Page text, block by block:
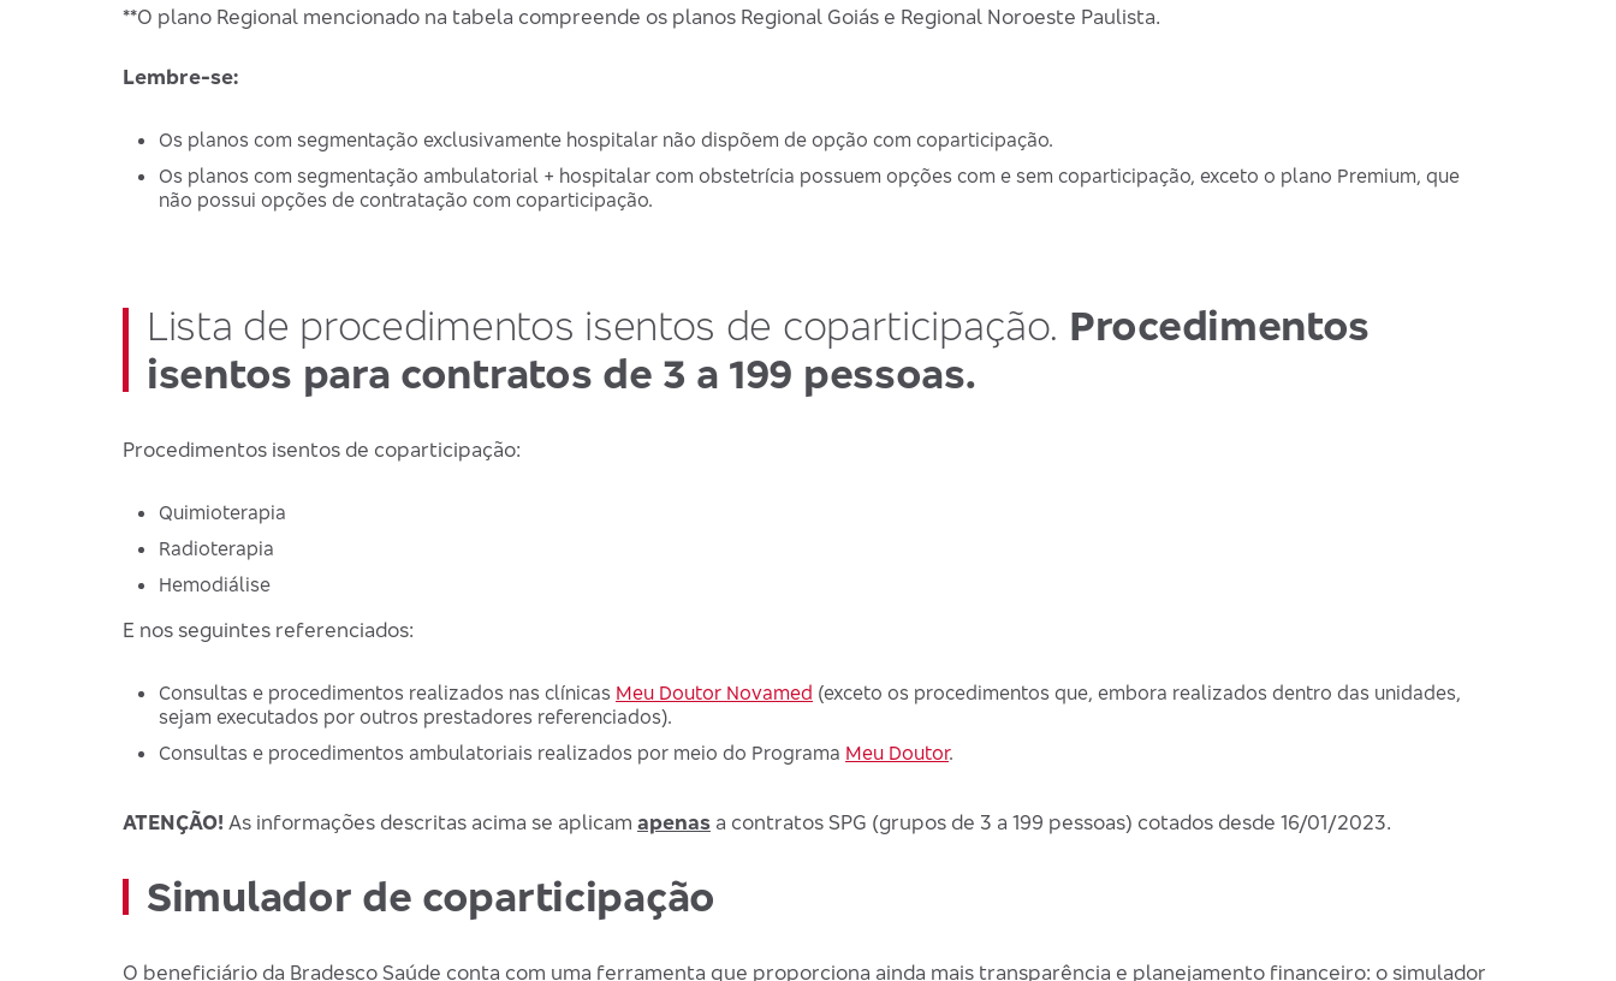
**O plano Regional mencionado na tabela compreende os planos Regional Goiás e Regional Noroeste Paulista.
Lembre-se:
Os planos com segmentação exclusivamente hospitalar não dispõem de opção com coparticipação.
Os planos com segmentação ambulatorial + hospitalar com obstetrícia possuem opções com e sem coparticipação, exceto o plano Premium, que
não possui opções de contratação com coparticipação.
Lista de procedimentos isentos de coparticipação. Procedimentos
isentos para contratos de 3 a 199 pessoas.
Procedimentos isentos de coparticipação:
Quimioterapia
Radioterapia
Hemodiálise
E nos seguintes referenciados:
Consultas e procedimentos realizados nas clínicas Meu Doutor Novamed (exceto os procedimentos que, embora realizados dentro das unidades,
sejam executados por outros prestadores referenciados).
Consultas e procedimentos ambulatoriais realizados por meio do Programa Meu Doutor.
ATENÇÃO! As informações descritas acima se aplicam apenas a contratos SPG (grupos de 3 a 199 pessoas) cotados desde 16/01/2023.
Simulador de coparticipação
O beneficiário da Bradesco Saúde conta com uma ferramenta que proporciona ainda mais transparência e planejamento financeiro: o simulador